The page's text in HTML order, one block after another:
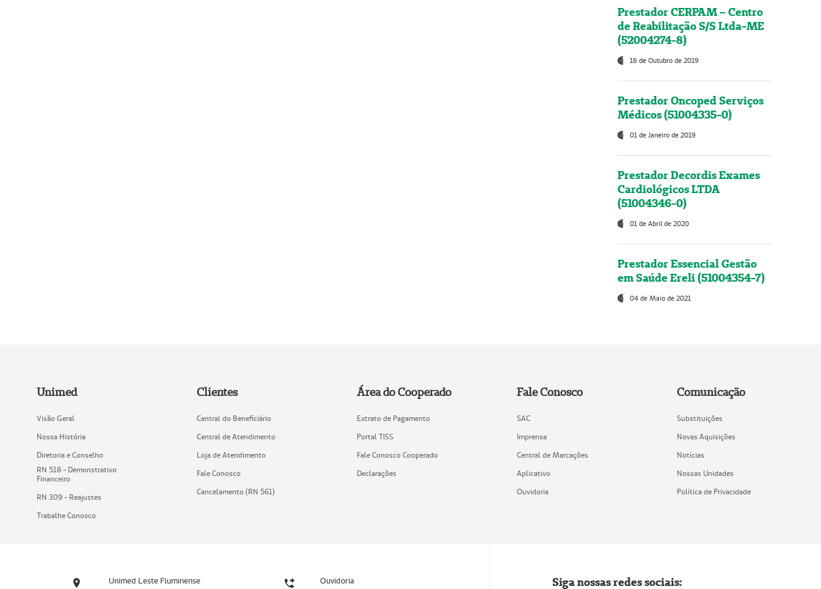
Prestador CERPAM – Centro
de Reabilitação S/S Ltda-ME
(52004274-8)
18 de Outubro de 2019
Prestador Oncoped Serviços
Médicos (51004335-0)
01 de Janeiro de 2019
Prestador Decordis Exames
Cardiológicos LTDA
(51004346-0)
01 de Abril de 2020
Prestador Essencial Gestão
em Saúde Ereli (51004354-7)
04 de Maio de 2021
Unimed
Visão Geral
Nossa História
Diretoria e Conselho
RN 518 - Demonstrativo
Financeiro
RN 309 - Reajustes
Trabalhe Conosco
Clientes
Central do Beneficiário
Central de Atendimento
Loja de Atendimento
Fale Conosco
Cancelamento (RN 561)
Área do Cooperado
Extrato de Pagamento
Portal TISS
Fale Conosco Cooperado
Declarações
Fale Conosco
SAC
Imprensa
Central de Marcações
Aplicativo
Ouvidoria
Comunicação
Substituições
Novas Aquisições
Notícias
Nossas Unidades
Política de Privacidade
Unimed Leste Fluminense Ouvidoria Siga nossas redes sociais: